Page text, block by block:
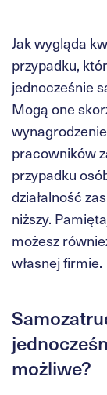
Jak wygląda
przypadku,
jednocześnie
Mogą one
pracowników
przypadku
działalność
niższy.
możesz
własnej firmie.
możliwe?